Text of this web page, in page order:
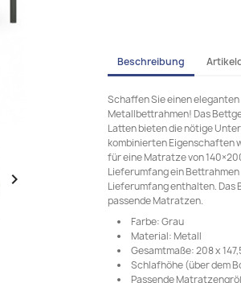

Beschreibung
Schaffen Sie einen
Metallbettrahmen! Das
Latten bieten die nötige
kombinierten Eigenschaften
für eine Matratze von
Lieferumfang ein
Lieferumfang enthalten. Das
passende Matratzen.
Farbe: Grau
Material: Metall
Gesamtmaße: 208 x
Schlafhöhe (über dem
Passende